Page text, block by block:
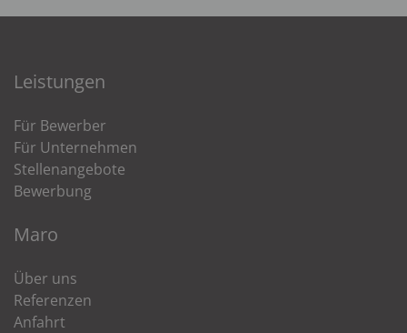
Leistungen
Für Bewerber
Für Unternehmen
Stellenangebote
Bewerbung
Maro
Über uns
Referenzen
Anfahrt